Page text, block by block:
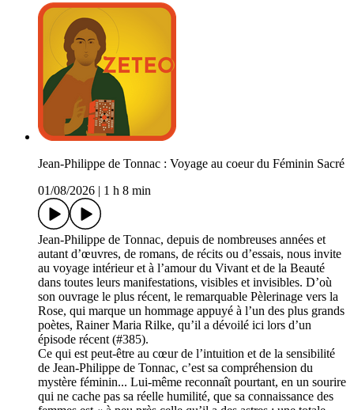
Jean-Philippe de Tonnac : Voyage au coeur du Féminin Sacré
01/08/2026
1 h 8 min
Jean-Philippe de Tonnac, depuis de nombreuses années et
autant d’œuvres, de romans, de récits ou d’essais, nous invite
au voyage intérieur et à l’amour du Vivant et de la Beauté
dans toutes leurs manifestations, visibles et invisibles. D’où
son ouvrage le plus récent, le remarquable Pèlerinage vers la
Rose, qui marque un hommage appuyé à l’un des plus grands
poètes, Rainer Maria Rilke, qu’il a dévoilé ici lors d’un
épisode récent (#385).
Ce qui est peut-être au cœur de l’intuition et de la sensibilité
de Jean-Philippe de Tonnac, c’est sa compréhension du
mystère féminin... Lui-même reconnaît pourtant, en un sourire
qui ne cache pas sa réelle humilité, que sa connaissance des